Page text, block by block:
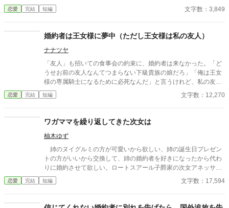
も何よりも愛していた、その二つの存在を失った。
恋愛 完結 短編 文字数：3,849
婚約者は王女様に夢中（ただし王女様は私の友人）
ナナツヤ
「友人」も招いての食事会の約束に、婚約者は来なかった。「ど
うせお前の友人なんてつまらない下級貴族の娘だろ」「俺は王女
様の専属騎士になるために必死なんだ」と言うけれど、私の友人
はその王女様です。
恋愛 完結 短編 文字数：12,270
ワガママを繰り返してきた次女は
柚木ゆず
姉のヌイグルミの方が可愛いから欲しい、姉の誕生日プレゼン
トの方がいいから交換して、姉の婚約者を好きになったから代わ
りに婚約させて欲しい。ロートスアール子爵家の次女アネッサ
は、幼い頃からワガママを口にしてきました。 そんなアネッサ
を両親は毎回注意してきましたが聞く耳を持つことはなく、つい
くしは酷く傷つきました！ しばらく何もしたくないから療養を
恋愛 完結 短編 文字数：17,594